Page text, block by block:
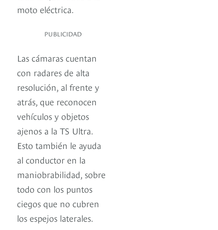
moto eléctrica.
PUBLICIDAD
Las cámaras cuentan
con radares de alta
resolución, al frente y
atrás, que reconocen
vehículos y objetos
ajenos a la TS Ultra.
Esto también le ayuda
al conductor en la
maniobrabilidad, sobre
todo con los puntos
ciegos que no cubren
los espejos laterales.